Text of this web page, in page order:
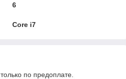
6
Core i7
по предоплате.